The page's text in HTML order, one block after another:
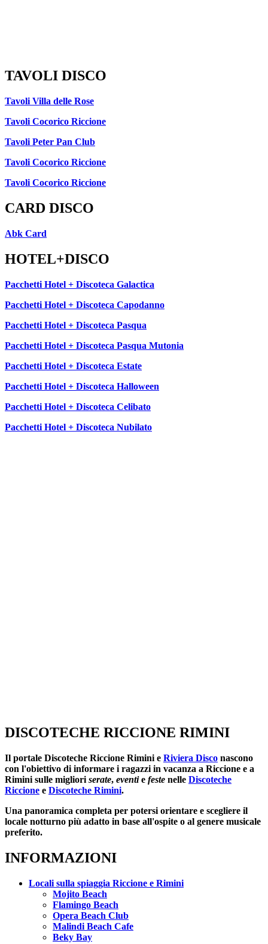
TAVOLI DISCO
Tavoli Villa delle Rose
Tavoli Cocorico Riccione
Tavoli Peter Pan Club
Tavoli Cocorico Riccione
Tavoli Cocorico Riccione
CARD DISCO
Abk Card
HOTEL+DISCO
Pacchetti Hotel + Discoteca Galactica
Pacchetti Hotel + Discoteca Capodanno
Pacchetti Hotel + Discoteca Pasqua
Pacchetti Hotel + Discoteca Pasqua Mutonia
Pacchetti Hotel + Discoteca Estate
Pacchetti Hotel + Discoteca Halloween
Pacchetti Hotel + Discoteca Celibato
Pacchetti Hotel + Discoteca Nubilato
DISCOTECHE RICCIONE RIMINI
Il portale Discoteche Riccione Rimini e Riviera Disco nascono
con l'obiettivo di informare i ragazzi in vacanza a Riccione e a
Rimini sulle migliori serate, eventie feste nelle Discoteche
Riccione e Discoteche Rimini.
Una panoramica completa per potersi orientare e scegliere il
locale notturno più adatto in base all'ospite o al genere musicale
preferito.
INFORMAZIONI
Locali sulla spiaggia Riccione e Rimini
Mojito Beach
Flamingo Beach
Opera Beach Club
Malindi Beach Cafe
Beky Bay